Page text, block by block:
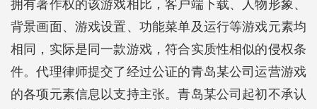
拥有著作权的该游戏相比，客户端下载、人物形象、
背景画面、游戏设置、功能菜单及运行等游戏元素均
相同，实际是同一款游戏，符合实质性相似的侵权条
件。代理律师提交了经过公证的青岛某公司运营游戏
的各项元素信息以支持主张。青岛某公司起初不承认